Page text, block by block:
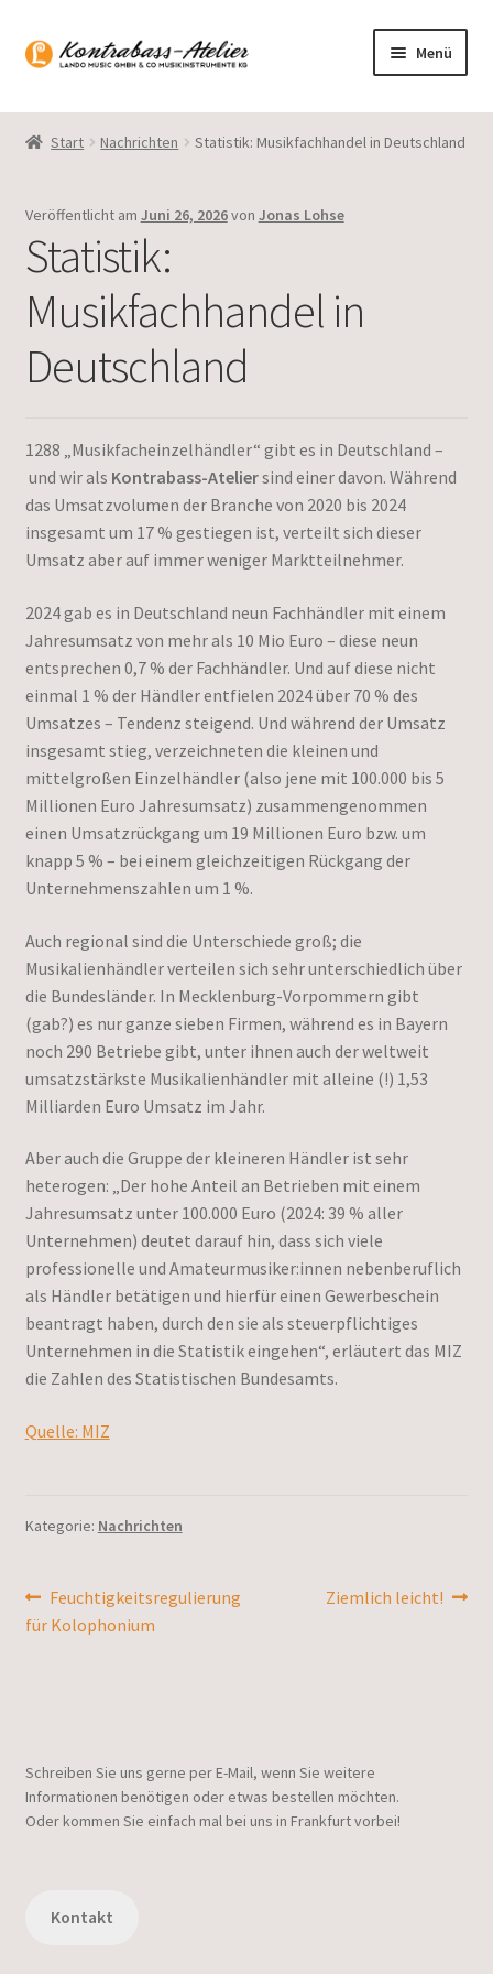
Zur
Navigation
Zum
Inhalt
Menü
Startseite
Start Nachrichten Statistik: Musikfachhandel in Deutschland
Veröffentlicht am Juni 26, 2026von Jonas Lohse
Statistik:
Musikfachhandel in
Deutschland
1288 „Musikfacheinzelhändler“ gibt es in Deutschland –
und wir als Kontrabass-Ateliersind einer davon. Während
das Umsatzvolumen der Branche von 2020 bis 2024
insgesamt um 17 % gestiegen ist, verteilt sich dieser
Umsatz aber auf immer weniger Marktteilnehmer.
2024 gab es in Deutschland neun Fachhändler mit einem
Jahresumsatz von mehr als 10 Mio Euro – diese neun
entsprechen 0,7 % der Fachhändler. Und auf diese nicht
einmal 1 % der Händler entfielen 2024 über 70 % des
Umsatzes – Tendenz steigend. Und während der Umsatz
insgesamt stieg, verzeichneten die kleinen und
mittelgroßen Einzelhändler (also jene mit 100.000 bis 5
Millionen Euro Jahresumsatz) zusammengenommen
einen Umsatzrückgang um 19 Millionen Euro bzw. um
knapp 5 % – bei einem gleichzeitigen Rückgang der
Unternehmenszahlen um 1 %.
Auch regional sind die Unterschiede groß; die
Musikalienhändler verteilen sich sehr unterschiedlich über
die Bundesländer. In Mecklenburg-Vorpommern gibt
(gab?) es nur ganze sieben Firmen, während es in Bayern
noch 290 Betriebe gibt, unter ihnen auch der weltweit
umsatzstärkste Musikalienhändler mit alleine (!) 1,53
Milliarden Euro Umsatz im Jahr.
Aber auch die Gruppe der kleineren Händler ist sehr
heterogen: „Der hohe Anteil an Betrieben mit einem
Jahresumsatz unter 100.000 Euro (2024: 39 % aller
Unternehmen) deutet darauf hin, dass sich viele
professionelle und Amateurmusiker:innen nebenberuflich
als Händler betätigen und hierfür einen Gewerbeschein
beantragt haben, durch den sie als steuerpflichtiges
Unternehmen in die Statistik eingehen“, erläutert das MIZ
die Zahlen des Statistischen Bundesamts.
Quelle: MIZ
Kategorie: Nachrichten
Beitragsnavigation
Vorheriger
Beitrag:
Feuchtigkeitsregulierung
für Kolophonium
Nächster
Ziemlich leicht!
Schreiben Sie uns gerne per E-Mail, wenn Sie weitere
Informationen benötigen oder etwas bestellen möchten.
Oder kommen Sie einfach mal bei uns in Frankfurt vorbei!
Kontakt